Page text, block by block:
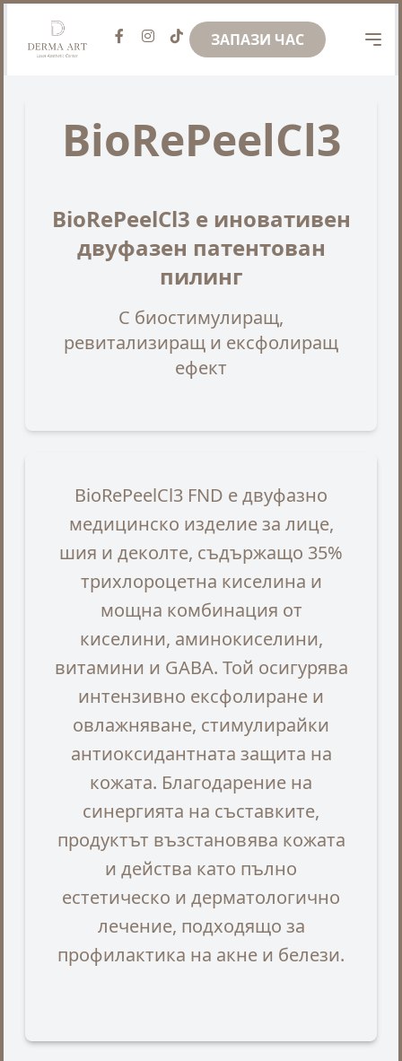
ЗАПАЗИ ЧАС
BioRePeelCl3
BioRePeelCl3 е иновативен
двуфазен патентован
пилинг
С биостимулиращ,
ревитализиращ и ексфолиращ
ефект
BioRePeelCl3 FND е двуфазно
медицинско изделие за лице,
шия и деколте, съдържащо 35%
трихлороцетна киселина и
мощна комбинация от
киселини, аминокиселини,
витамини и GABA. Той осигурява
интензивно ексфолиране и
овлажняване, стимулирайки
антиоксидантната защита на
кожата. Благодарение на
синергията на съставките,
продуктът възстановява кожата
и действа като пълно
естетическо и дерматологично
лечение, подходящо за
профилактика на акне и белези.